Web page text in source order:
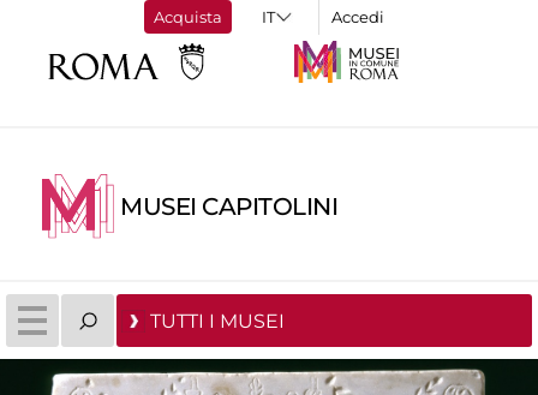
Acquista Accedi
MUSEI CAPITOLINI
TUTTI I MUSEI